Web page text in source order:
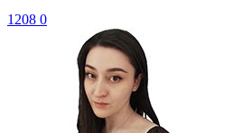
1208 0